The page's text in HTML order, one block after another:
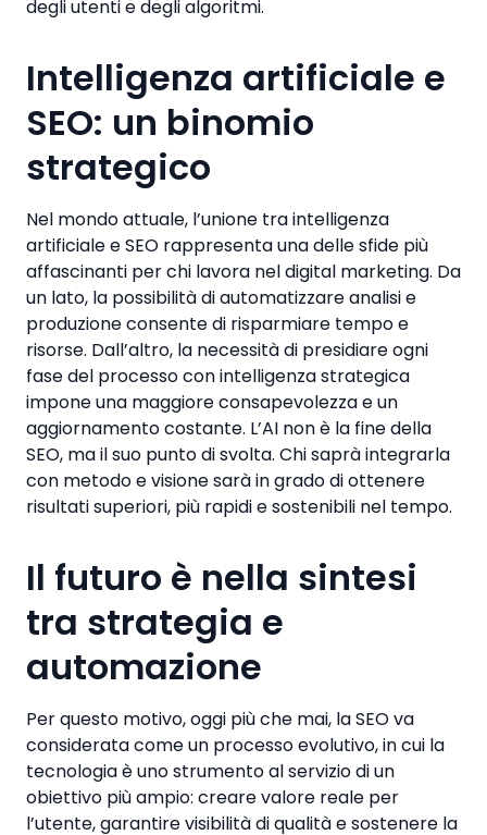
degli utenti e degli algoritmi.
Intelligenza artificiale e
SEO: un binomio
strategico
Nel mondo attuale, l’unione tra intelligenza
artificiale e SEO rappresenta una delle sfide più
affascinanti per chi lavora nel digital marketing. Da
un lato, la possibilità di automatizzare analisi e
produzione consente di risparmiare tempo e
risorse. Dall’altro, la necessità di presidiare ogni
fase del processo con intelligenza strategica
impone una maggiore consapevolezza e un
aggiornamento costante. L’AI non è la fine della
SEO, ma il suo punto di svolta. Chi saprà integrarla
con metodo e visione sarà in grado di ottenere
risultati superiori, più rapidi e sostenibili nel tempo.
Il futuro è nella sintesi
tra strategia e
automazione
Per questo motivo, oggi più che mai, la SEO va
considerata come un processo evolutivo, in cui la
tecnologia è uno strumento al servizio di un
obiettivo più ampio: creare valore reale per
l’utente, garantire visibilità di qualità e sostenere la